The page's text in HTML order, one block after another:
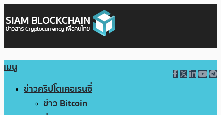
เมนู
ข่าวคริปโตเคอเรนซี่
ข่าว Bitcoin